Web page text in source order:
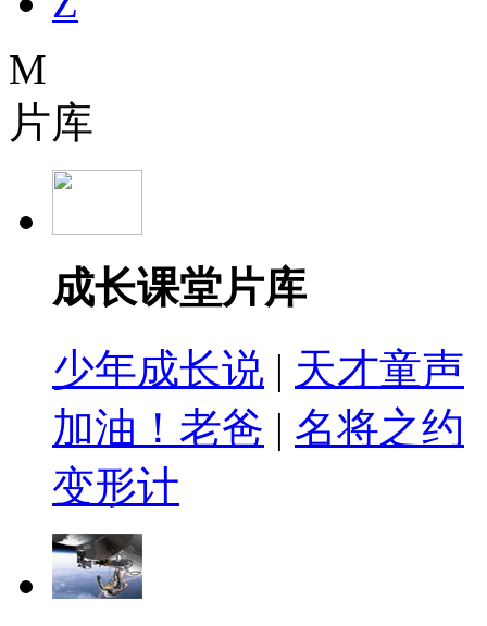
M
片库
成长课堂片库
少年成长说 | 天才童声
加油！老爸 | 名将之约
变形计